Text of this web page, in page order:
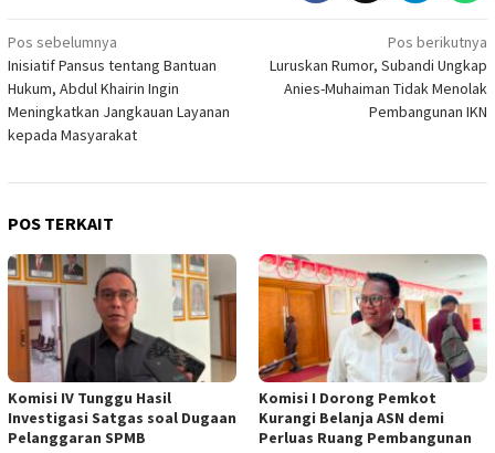
Navigasi
pos
Pos sebelumnya
Inisiatif Pansus tentang Bantuan
Hukum, Abdul Khairin Ingin
Meningkatkan Jangkauan Layanan
kepada Masyarakat
Pos berikutnya
Luruskan Rumor, Subandi Ungkap
Anies-Muhaiman Tidak Menolak
Pembangunan IKN
POS TERKAIT
Komisi IV Tunggu Hasil
Investigasi Satgas soal Dugaan
Pelanggaran SPMB
Komisi I Dorong Pemkot
Kurangi Belanja ASN demi
Perluas Ruang Pembangunan